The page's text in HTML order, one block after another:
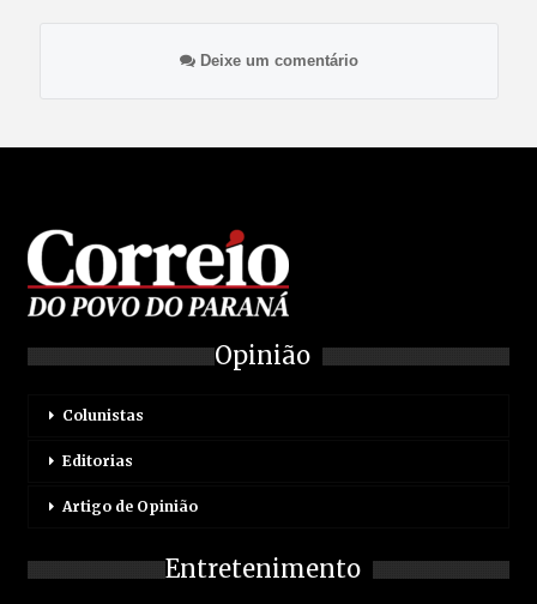
Deixe um comentário
Opinião
Colunistas
Editorias
Artigo de Opinião
Entretenimento